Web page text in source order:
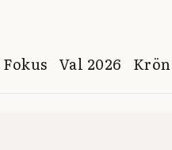
Fokus Val 2026